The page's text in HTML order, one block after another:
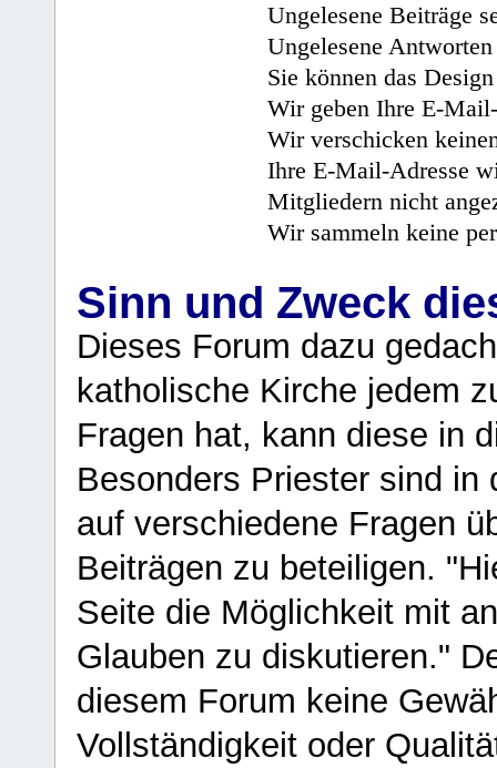
Ungelesene Beiträge
Ungelesene
Sie können das
Wir geben Ihre E-
Wir verschicken
Ihre E-Mail-Adresse
Mitgliedern nicht
Wir sammeln keine
Sinn und Zweck
Dieses Forum dazu
katholische Kirche jedem
Fragen hat, kann diese in
Besonders Priester sind in
auf verschiedene Fragen
Beiträgen zu beteiligen.
Seite die Möglichkeit mit
Glauben zu diskutieren."
diesem Forum keine
Vollständigkeit oder